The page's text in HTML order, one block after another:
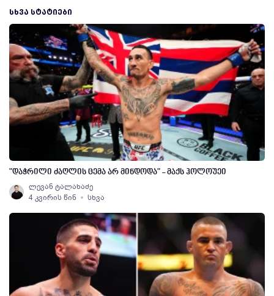
ᲡᲮᲕᲐ ᲡᲢᲐᲢᲘᲔᲑᲘ
"დაჭრილი ძაღლის ცემა არ მინდოდა" - მაქს ჰოლოუეი
ლევან ტალახაძე
4 კვირის წინ
სხვა